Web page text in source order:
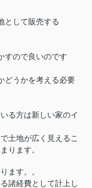
として販売する
すので良いのです
どうかを考える必要
る方は新しい家のイ
土地が広く見えるこ
ります。
ます。。
諸経費として計上し